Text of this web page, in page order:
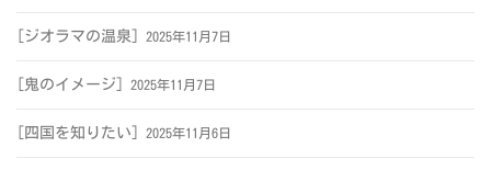
[ジオラマの温泉] 2025年11月7日
[鬼のイメージ] 2025年11月7日
[四国を知りたい] 2025年11月6日